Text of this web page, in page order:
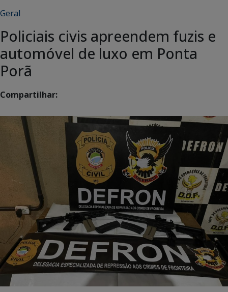
Geral
Policiais civis apreendem fuzis e
automóvel de luxo em Ponta
Porã
Compartilhar: